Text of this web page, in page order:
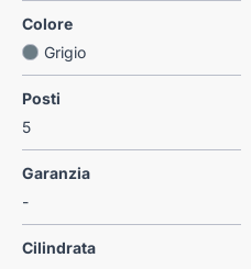
Colore
Grigio
Posti
5
Garanzia
-
Cilindrata